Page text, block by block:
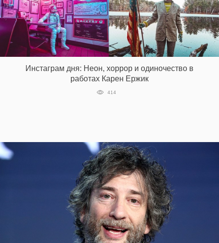
Инстаграм дня: Неон, хоррор и одиночество в
работах Карен Ержик
414